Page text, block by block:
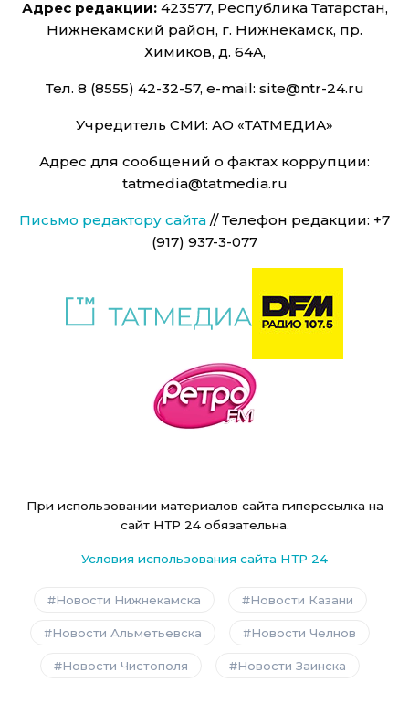
Адрес редакции:423577, Республика Татарстан,
Нижнекамский район, г. Нижнекамск, пр.
Химиков, д. 64А,
Тел. 8 (8555) 42-32-57, e-mail: site@ntr-24.ru
Учредитель СМИ: АО «ТАТМЕДИА»
Адрес для сообщений о фактах коррупции:
tatmedia@tatmedia.ru
Письмо редактору сайта // Телефон редакции: +7
(917) 937-3-077
При использовании материалов сайта гиперссылка на
сайт НТР 24 обязательна.
Условия использования сайта НТР 24
Новости Нижнекамска Новости Казани
Новости Альметьевска Новости Челнов
Новости Чистополя Новости Заинска